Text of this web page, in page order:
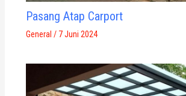
Pasang Atap Carport
General / 7 Juni 2024